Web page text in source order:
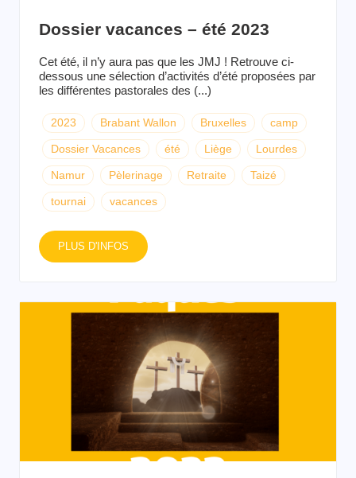
Dossier vacances – été 2023
Cet été, il n’y aura pas que les JMJ ! Retrouve ci-
dessous une sélection d’activités d’été proposées par
les différentes pastorales des (...)
2023 Brabant Wallon Bruxelles camp
Dossier Vacances été Liège Lourdes
Namur Pèlerinage Retraite Taizé
tournai vacances
PLUS D'INFOS